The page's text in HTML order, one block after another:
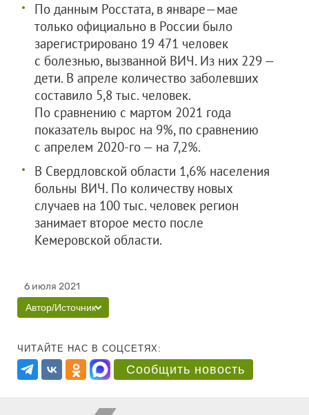
По данным Росстата, в январе—мае
только официально в России было
зарегистрировано 19 471 человек
с болезнью, вызванной ВИЧ. Из них 229 —
дети. В апреле количество заболевших
составило 5,8 тыс. человек.
По сравнению с мартом 2021 года
показатель вырос на 9%, по сравнению
с апрелем 2020-го — на 7,2%.
В Свердловской области 1,6% населения
больны ВИЧ. По количеству новых
случаев на 100 тыс. человек регион
занимает второе место после
Кемеровской области.
6 июля 2021
Автор/Источник
ЧИТАЙТЕ НАС В СОЦСЕТЯХ:
Сообщить новость